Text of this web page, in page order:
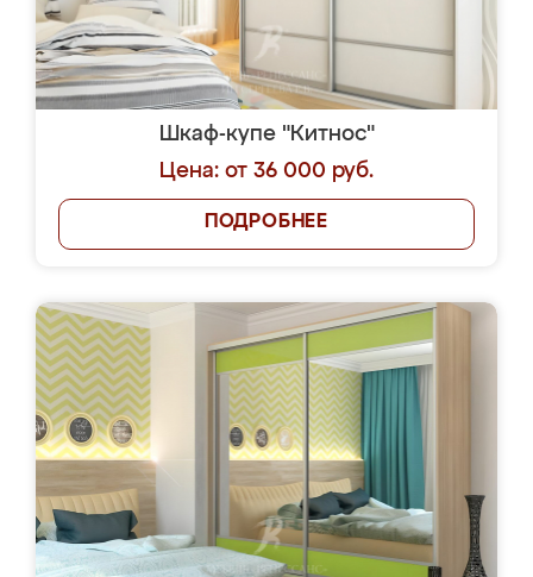
Шкаф-купе "Китнос"
Цена: от 36 000 руб.
ПОДРОБНЕЕ